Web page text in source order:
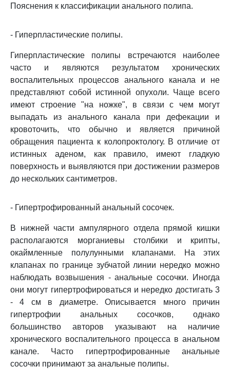
Пояснения к классификации анального полипа.
- Гиперпластические полипы.
Гиперпластические полипы встречаются наиболее
часто и являются результатом хронических
воспалительных процессов анального канала и не
представляют собой истинной опухоли. Чаще всего
имеют строение "на ножке", в связи с чем могут
выпадать из анального канала при дефекации и
кровоточить, что обычно и является причиной
обращения пациента к колопроктологу. В отличие от
истинных аденом, как правило, имеют гладкую
поверхность и выявляются при достижении размеров
до нескольких сантиметров.
- Гипертрофированный анальный сосочек.
В нижней части ампулярного отдела прямой кишки
располагаются морганиевы столбики и крипты,
окаймленные полулунными клапанами. На этих
клапанах по границе зубчатой линии нередко можно
наблюдать возвышения - анальные сосочки. Иногда
они могут гипертрофироваться и нередко достигать 3
- 4 см в диаметре. Описывается много причин
гипертрофии анальных сосочков, однако
большинство авторов указывают на наличие
хронического воспалительного процесса в анальном
канале. Часто гипертрофированные анальные
сосочки принимают за анальные полипы.